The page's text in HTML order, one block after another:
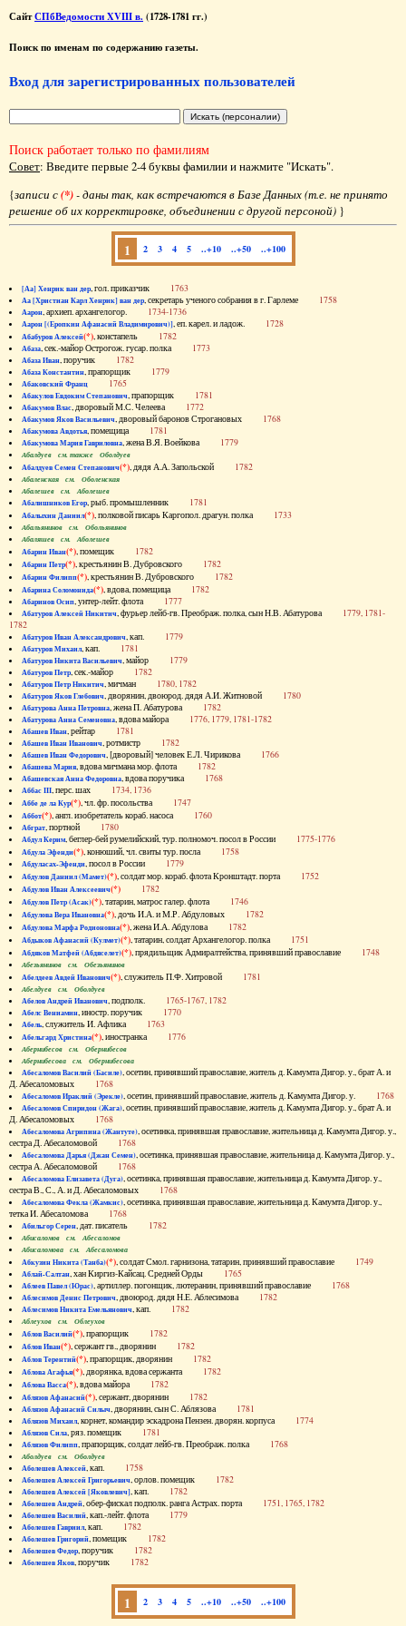
СайтСПбВедомости XVIII в. (1728-1781 гг.)
Поиск по именам по содержанию газеты.
Вход для зарегистрированных пользователей
Поиск работает только по фамилиям
Совет: Введите первые 2-4 буквы фамилии и нажмите "Искать".
{записи с(*)- даны так, как встречаются в Базе Данных (т.е. не принято
решение об их корректировке, объединении с другой персоной) }
1 2 3 4 5 ..+10 ..+50 ..+100
[Аа] Хенрик ван дер, гол. приказчик 1763
Аа [Христиан Карл Хенрик] ван дер, секретарь ученого собрания в г. Гарлеме 1758
Аарон, архиеп. архангелогор. 1734-1736
Аарон [(Еропкин Афанасий Владимирович)], еп. карел. и ладож. 1728
Абабуров Алексей(*), констапель 1782
Абаза, сек.-майор Острогож. гусар. полка 1773
Абаза Иван, поручик 1782
Абаза Константин, прапорщик 1779
Абаковский Франц 1765
Абакулов Евдоким Степанович, прапорщик 1781
Абакумов Влас, дворовый М.С. Челеева 1772
Абакумов Яков Васильевич, дворовый баронов Строгановых 1768
Абакумова Авдотья, помещица 1781
Абакумова Мария Гавриловна, жена В.Я. Воейкова 1779
Абалдуев см. также Оболдуев
Абалдуев Семен Степанович(*), дядя А.А. Запольской 1782
Абаленская см. Оболенская
Абалешев см. Аболешев
Абалишников Егор, рыб. промышленник 1781
Абалыхин Даниил(*), полковой писарь Каргопол. драгун. полка 1733
Абальянинов см. Обольянинов
Абаляшев см. Аболешев
Абарин Иван(*), помещик 1782
Абарин Петр(*), крестьянин В. Дубровского 1782
Абарин Филипп(*), крестьянин В. Дубровского 1782
Абарина Соломонида(*), вдова, помещица 1782
Абаринов Осип, унтер-лейт. флота 1777
Абатуров Алексей Никитич, фурьер лейб-гв. Преображ. полка, сын Н.В. Абатурова 1779, 1781-
1782
Абатуров Иван Александрович, кап. 1779
Абатуров Михаил, кап. 1781
Абатуров Никита Васильевич, майор 1779
Абатуров Петр, сек.-майор 1782
Абатуров Петр Никитич, мичман 1780, 1782
Абатуров Яков Глебович, дворянин, двоюрод. дядя А.И. Житновой 1780
Абатурова Анна Петровна, жена П. Абатурова 1782
Абатурова Анна Семеновна, вдова майора 1776, 1779, 1781-1782
Абашев Иван, рейтар 1781
Абашев Иван Иванович, ротмистр 1782
Абашев Иван Федорович, [дворовый] человек Е.Л. Чирикова 1766
Абашева Мария, вдова мичмана мор. флота 1782
Абашевская Анна Федоровна, вдова поручика 1768
Аббас III, перс. шах 1734, 1736
Аббе де ла Кур(*), чл. фр. посольства 1747
Аббот(*), англ. изобретатель кораб. насоса 1760
Абграт, портной 1780
Абдул Керим, беглер-бей румелийский, тур. полномоч. посол в России 1775-1776
Абдула Эфенди(*), конюший, чл. свиты тур. посла 1758
Абдуласах-Эфенди, посол в России 1779
Абдулов Даниил (Мамет)(*), солдат мор. кораб. флота Кронштадт. порта 1752
Абдулов Иван Алексеевич(*) 1782
Абдулов Петр (Асак)(*), татарин, матрос галер. флота 1746
Абдулова Вера Ивановна(*), дочь И.А. и М.Р. Абдуловых 1782
Абдулова Марфа Родионовна(*), жена И.А. Абдулова 1782
Абдыков Афанасий (Кулмет)(*), татарин, солдат Архангелогор. полка 1751
Абдяков Матфей (Абдяселет)(*), прядильщик Адмиралтейства, принявший православие 1748
Абезьянинов см. Обезьянинов
Абелдеев Авдей Иванович(*), служитель П.Ф. Хитровой 1781
Абелдуев см. Оболдуев
Абелов Андрей Иванович, подполк. 1765-1767, 1782
Абелс Вениамин, иностр. поручик 1770
Абель, служитель И. Афлика 1763
Абельгард Христина(*), иностранка 1776
Абернибесов см. Обернибесов
Абернибесова см. Обернибесова
Абесаломов Василий (Басиле), осетин, принявший православие, житель д. Камумта Дигор. у., брат А. и
Д. Абесаломовых 1768
Абесаломов Ираклий (Эрекле), осетин, принявший православие, житель д. Камумта Дигор. у. 1768
Абесаломов Спиридон (Жага), осетин, принявший православие, житель д. Камумта Дигор. у., брат А. и
Д. Абесаломовых 1768
Абесаломова Агрипина (Жантуте), осетинка, принявшая православие, жительница д. Камумта Дигор. у.,
сестра Д. Абесаломовой 1768
Абесаломова Дарья (Джан Семен), осетинка, принявшая православие, жительница д. Камумта Дигор. у.,
сестра А. Абесаломовой 1768
Абесаломова Елизавета (Дуга), осетинка, принявшая православие, жительница д. Камумта Дигор. у.,
сестра В., С., А. и Д. Абесаломовых 1768
Абесаломова Фекла (Жамкис), осетинка, принявшая православие, жительница д. Камумта Дигор. у.,
тетка И. Абесаломова 1768
Абильгор Серен, дат. писатель 1782
Абисаломов см. Абесаломов
Абисаломова см. Абесаломова
Абкузин Никита (Танба)(*), солдат Смол. гарнизона, татарин, принявший православие 1749
Аблай-Салтан, хан Киргиз-Кайсац. Средней Орды 1765
Аблеев Павел (Юрас), артиллер. погонщик, лютеранин, принявший православие 1768
Аблесимов Денис Петрович, двоюрод. дядя Н.Е. Аблесимова 1782
Аблесимов Никита Емельянович, кап. 1782
Аблеухов см. Облеухов
Аблов Василий(*), прапорщик 1782
Аблов Иван(*), сержант гв., дворянин 1782
Аблов Терентий(*), прапорщик, дворянин 1782
Аблова Агафья(*), дворянка, вдова сержанта 1782
Аблова Васса(*), вдова майора 1782
Аблязов Афанасий(*), сержант, дворянин 1782
Аблязов Афанасий Силыч, дворянин, сын С. Аблязова 1781
Аблязов Михаил, корнет, командир эскадрона Пензен. дворян. корпуса 1774
Аблязов Сила, ряз. помещик 1781
Аблязов Филипп, прапорщик, солдат лейб-гв. Преображ. полка 1768
Аболдуев см. Оболдуев
Аболешев Алексей, кап. 1758
Аболешев Алексей Григорьевич, орлов. помещик 1782
Аболешев Алексей [Яковлевич], кап. 1782
Аболешев Андрей, обер-фискал подполк. ранга Астрах. порта 1751, 1765, 1782
Аболешев Василий, кап.-лейт. флота 1779
Аболешев Гавриил, кап. 1782
Аболешев Григорий, помещик 1782
Аболешев Федор, поручик 1782
Аболешев Яков, поручик 1782
1 2 3 4 5 ..+10 ..+50 ..+100